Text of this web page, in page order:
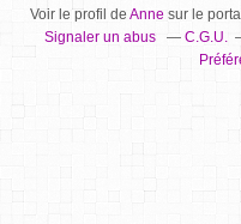
Voir le profil de Annesur le
Signaler un abus
C.G.U.